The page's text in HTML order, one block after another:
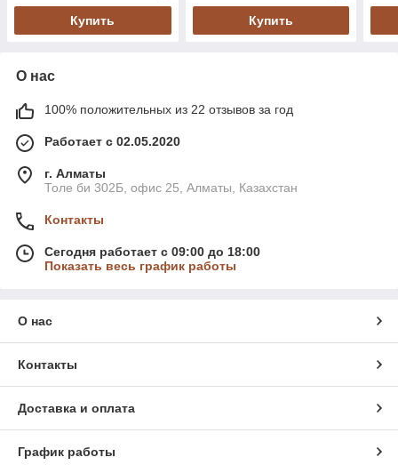
Купить Купить
О нас
100% положительных из 22 отзывов за год
Работает с 02.05.2020
г. Алматы
Толе би 302Б, офис 25, Алматы, Казахстан
Контакты
Сегодня работает с 09:00 до 18:00
Показать весь график работы
О нас
Контакты
Доставка и оплата
График работы